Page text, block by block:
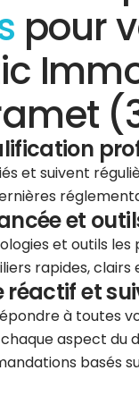
pour
et suivent
et
et outils
rapides, clairs
réactif et
à toutes
aspect du
basés